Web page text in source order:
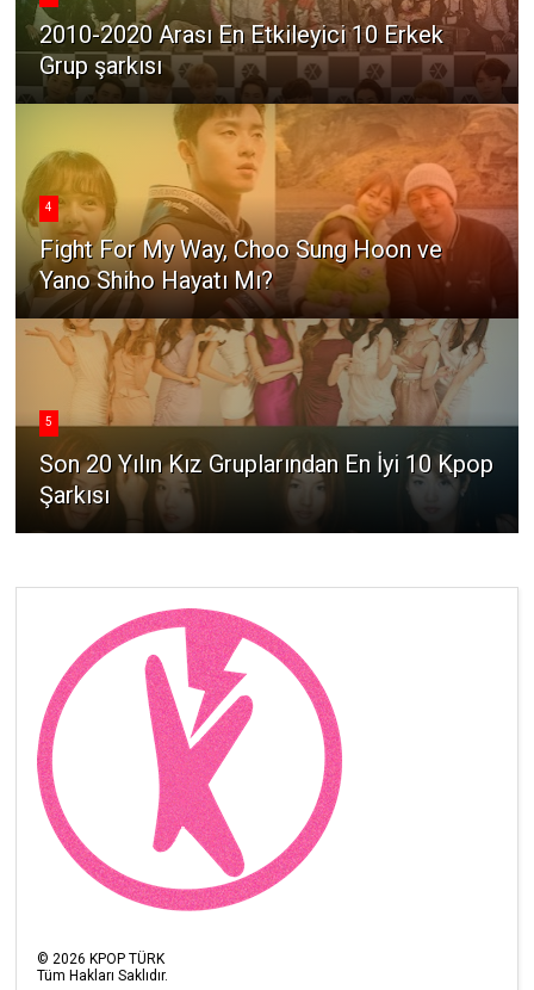
2010-2020 Arası En Etkileyici 10 Erkek
Grup şarkısı
4
Fight For My Way, Choo Sung Hoon ve
Yano Shiho Hayatı Mı?
5
Son 20 Yılın Kız Gruplarından En İyi 10 Kpop
Şarkısı
© 2026 KPOP TÜRK
Tüm Hakları Saklıdır.